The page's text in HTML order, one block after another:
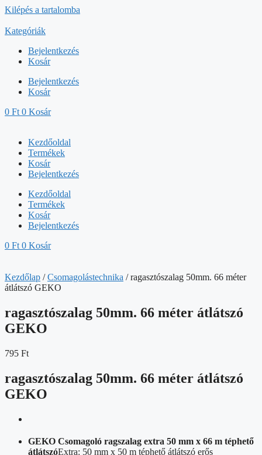
Kilépés a tartalomba
Kategóriák
Bejelentkezés
Kosár
Bejelentkezés
Kosár
0 Ft 0 Kosár
Kezdőoldal
Termékek
Kosár
Bejelentkezés
Kezdőoldal
Termékek
Kosár
Bejelentkezés
0 Ft 0 Kosár
Kezdőlap /Csomagolástechnika / ragasztószalag 50mm. 66 méter
átlátszó GEKO
ragasztószalag 50mm. 66 méter átlátszó
GEKO
795 Ft
ragasztószalag 50mm. 66 méter átlátszó
GEKO
GEKO Csomagoló ragszalag extra 50 mm x 66 m téphető
átlátszóExtra: 50 mm x 50 m téphető átlátszó erős